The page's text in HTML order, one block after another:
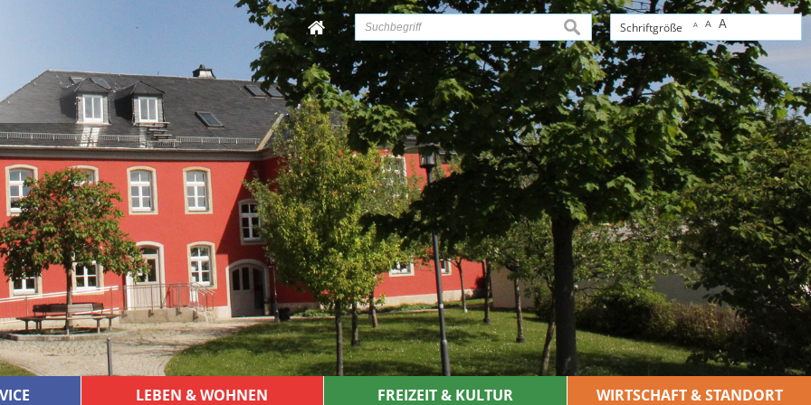
Schriftgröße A A A
suchen
LEBEN & WOHNEN FREIZEIT & KULTUR WIRTSCHAFT & STANDORT